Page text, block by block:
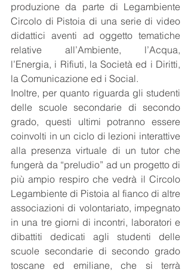
produzione da parte di Legambiente
Circolo di Pistoia di una serie di video
didattici aventi ad oggetto tematiche
relative all’Ambiente, l’Acqua,
l’Energia, i Rifiuti, la Società ed i Diritti,
la Comunicazione ed i Social.
Inoltre, per quanto riguarda gli studenti
delle scuole secondarie di secondo
grado, questi ultimi potranno essere
coinvolti in un ciclo di lezioni interattive
alla presenza virtuale di un tutor che
fungerà da “preludio” ad un progetto di
più ampio respiro che vedrà il Circolo
Legambiente di Pistoia al fianco di altre
associazioni di volontariato, impegnato
in una tre giorni di incontri, laboratori e
dibattiti dedicati agli studenti delle
scuole secondarie di secondo grado
toscane ed emiliane, che si terrà